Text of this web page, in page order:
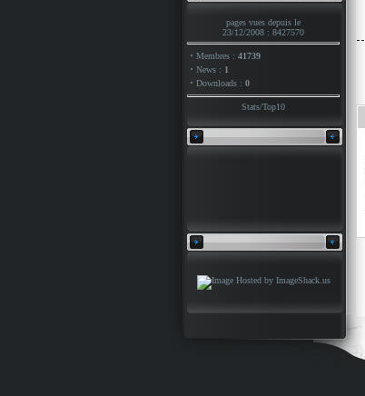
pages vues depuis le
23/12/2008 : 8427570
· Membres : 41739
· News : 1
· Downloads : 0
Stats/Top10